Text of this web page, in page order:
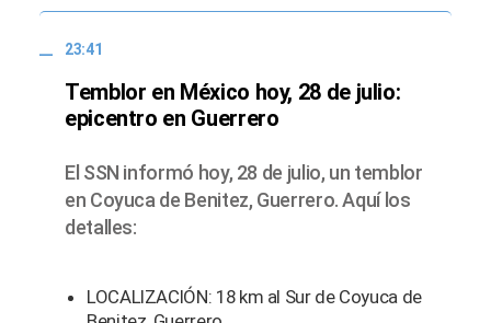
23:41
Temblor en México hoy, 28 de julio:
epicentro en Guerrero
El SSN informó hoy, 28 de julio, un temblor
en Coyuca de Benitez, Guerrero. Aquí los
detalles:
LOCALIZACIÓN: 18 km al Sur de Coyuca de